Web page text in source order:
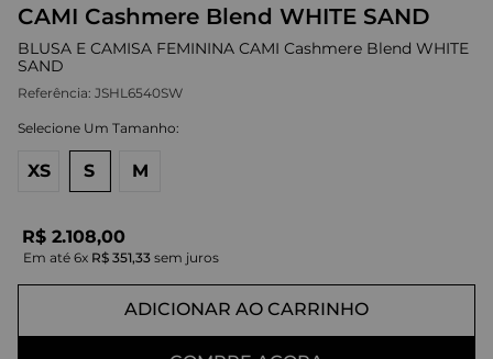
CAMI Cashmere Blend WHITE SAND
BLUSA E CAMISA FEMININA CAMI Cashmere Blend WHITE
SAND
Referência: JSHL6540SW
XS S M
R$ 2.108,00
Em até 6x R$ 351,33 sem juros
ADICIONAR AO CARRINHO